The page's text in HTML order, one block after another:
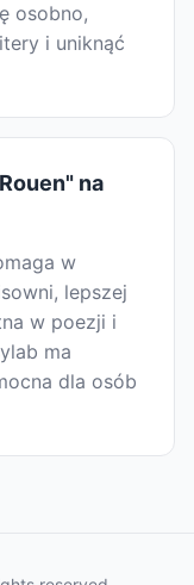
osobno,
i uniknąć
na
w
lepszej
w poezji i
ma
dla osób